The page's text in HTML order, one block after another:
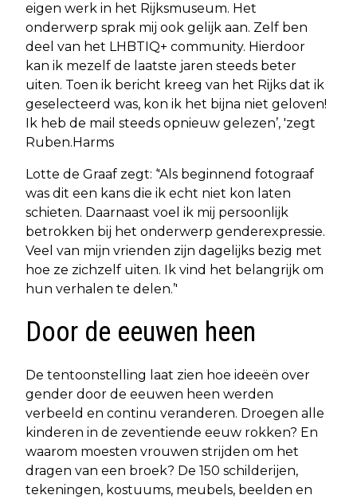
eigen werk in het Rijksmuseum. Het
onderwerp sprak mij ook gelijk aan. Zelf ben
deel van het LHBTIQ+ community. Hierdoor
kan ik mezelf de laatste jaren steeds beter
uiten. Toen ik bericht kreeg van het Rijks dat ik
geselecteerd was, kon ik het bijna niet geloven!
Ik heb de mail steeds opnieuw gelezen’, 'zegt
Ruben.Harms
Lotte de Graaf zegt: ‘'Als beginnend fotograaf
was dit een kans die ik echt niet kon laten
schieten. Daarnaast voel ik mij persoonlijk
betrokken bij het onderwerp genderexpressie.
Veel van mijn vrienden zijn dagelijks bezig met
hoe ze zichzelf uiten. Ik vind het belangrijk om
hun verhalen te delen.’'
Door de eeuwen heen
De tentoonstelling laat zien hoe ideeën over
gender door de eeuwen heen werden
verbeeld en continu veranderen. Droegen alle
kinderen in de zeventiende eeuw rokken? En
waarom moesten vrouwen strijden om het
dragen van een broek? De 150 schilderijen,
tekeningen, kostuums, meubels, beelden en